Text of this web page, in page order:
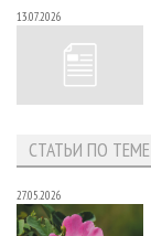
13.07.2026
СТАТЬИ ПО ТЕМЕ
27.05.2026